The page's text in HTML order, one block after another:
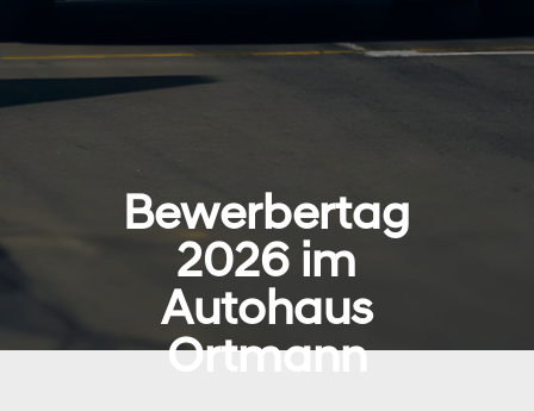
Bewerbertag
2026 im
Autohaus
Ortmann